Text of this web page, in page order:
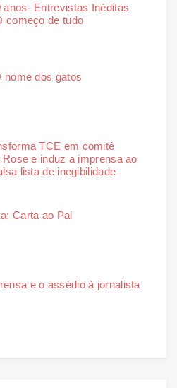
anos- Entrevistas Inéditas
começo de tudo
nome dos gatos
TCE em comitê
Rose e induz a imprensa ao
lista de inegibilidade
Carta ao Pai
e o assédio à jornalista